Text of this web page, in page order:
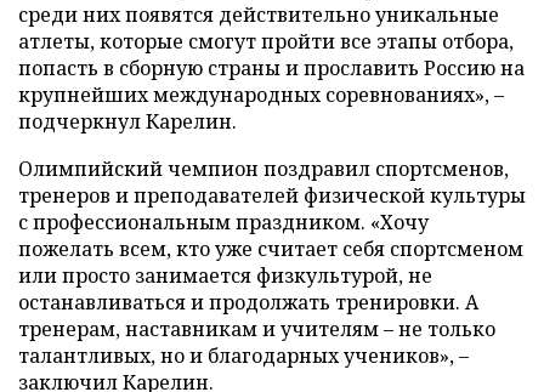
среди них появятся действительно уникальные
атлеты, которые смогут пройти все этапы отбора,
попасть в сборную страны и прославить Россию на
крупнейших международных соревнованиях», –
подчеркнул Карелин.
Олимпийский чемпион поздравил спортсменов,
тренеров и преподавателей физической культуры
с профессиональным праздником. «Хочу
пожелать всем, кто уже считает себя спортсменом
или просто занимается физкультурой, не
останавливаться и продолжать тренировки. А
тренерам, наставникам и учителям – не только
талантливых, но и благодарных учеников», –
заключил Карелин.